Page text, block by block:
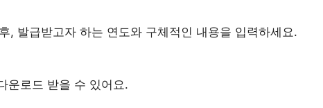
, 발급받고자 하는 연도와 구체적인 내용을 입력하세요.
운로드 받을 수 있어요.